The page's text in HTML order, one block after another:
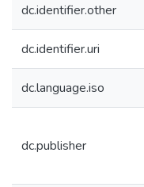
dc.identifier.other
dc.identifier.uri
dc.language.iso
dc.publisher